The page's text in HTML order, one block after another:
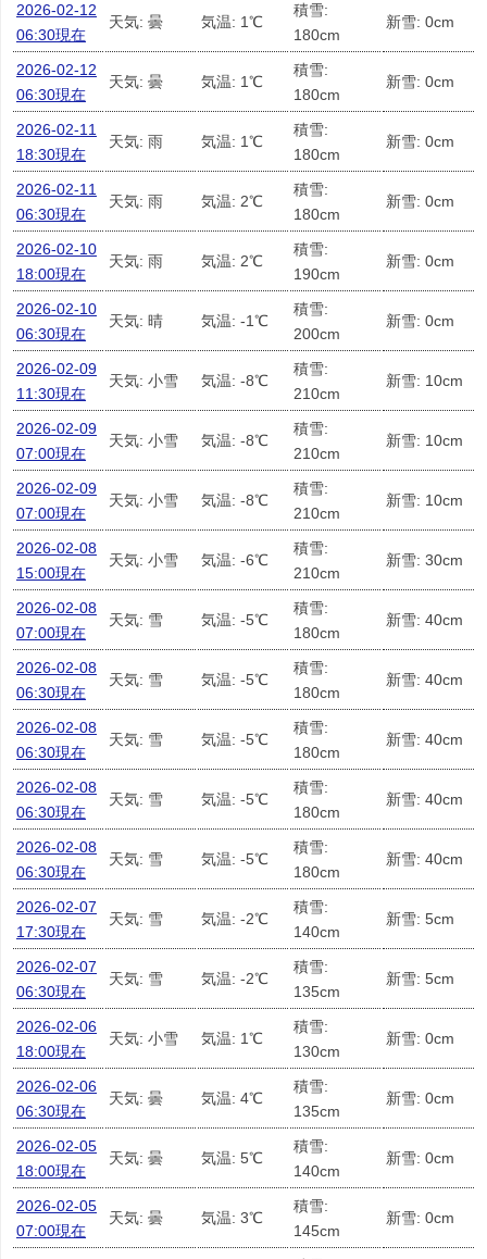
2026-02-12
06:30現在
天気: 曇 気温: 1℃
積雪:
180cm
新雪: 0cm
2026-02-12
06:30現在
天気: 曇 気温: 1℃
積雪:
180cm
新雪: 0cm
2026-02-11
18:30現在
天気: 雨 気温: 1℃
積雪:
180cm
新雪: 0cm
2026-02-11
06:30現在
天気: 雨 気温: 2℃
積雪:
180cm
新雪: 0cm
2026-02-10
18:00現在
天気: 雨 気温: 2℃
積雪:
190cm
新雪: 0cm
2026-02-10
06:30現在
天気: 晴 気温: -1℃
積雪:
200cm
新雪: 0cm
2026-02-09
11:30現在
天気: 小雪 気温: -8℃
積雪:
210cm
新雪: 10cm
2026-02-09
07:00現在
天気: 小雪 気温: -8℃
積雪:
210cm
新雪: 10cm
2026-02-09
07:00現在
天気: 小雪 気温: -8℃
積雪:
210cm
新雪: 10cm
2026-02-08
15:00現在
天気: 小雪 気温: -6℃
積雪:
210cm
新雪: 30cm
2026-02-08
07:00現在
天気: 雪 気温: -5℃
積雪:
180cm
新雪: 40cm
2026-02-08
06:30現在
天気: 雪 気温: -5℃
積雪:
180cm
新雪: 40cm
2026-02-08
06:30現在
天気: 雪 気温: -5℃
積雪:
180cm
新雪: 40cm
2026-02-08
06:30現在
天気: 雪 気温: -5℃
積雪:
180cm
新雪: 40cm
2026-02-08
06:30現在
天気: 雪 気温: -5℃
積雪:
180cm
新雪: 40cm
2026-02-07
17:30現在
天気: 雪 気温: -2℃
積雪:
140cm
新雪: 5cm
2026-02-07
06:30現在
天気: 雪 気温: -2℃
積雪:
135cm
新雪: 5cm
2026-02-06
18:00現在
天気: 小雪 気温: 1℃
積雪:
130cm
新雪: 0cm
2026-02-06
06:30現在
天気: 曇 気温: 4℃
積雪:
135cm
新雪: 0cm
2026-02-05
18:00現在
天気: 曇 気温: 5℃
積雪:
140cm
新雪: 0cm
2026-02-05
07:00現在
天気: 曇 気温: 3℃
積雪:
145cm
新雪: 0cm